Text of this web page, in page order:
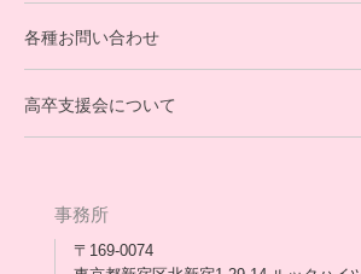
卒業生の今
アウトリーチ支援
[家庭訪問カウンセリング]
保護者交流だより一覧
会長コラム一覧
各種お問い合わせ
高卒支援会について
メディア出演
事務所
〒169-0074